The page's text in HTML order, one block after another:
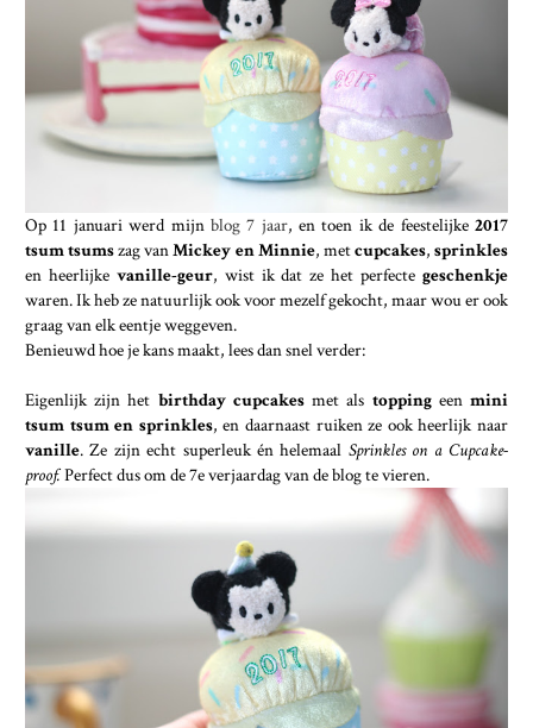
Op 11 januari werd mijn blog 7 jaar, en toen ik de feestelijke2017
tsum tsumszag vanMickey en Minnie, metcupcakes,sprinkles
en heerlijkevanille-geur, wist ik dat ze het perfectegeschenkje
waren. Ik heb ze natuurlijk ook voor mezelf gekocht, maar wou er ook
graag van elk eentje weggeven.
Benieuwd hoe je kans maakt, lees dan snel verder:
Eigenlijk zijn het birthday cupcakesmet als topping eenmini
tsum tsum en sprinkles, en daarnaast ruiken ze ook heerlijk naar
vanille. Ze zijn echt superleuk én helemaal Sprinkles on a Cupcake-
proof.Perfect dus om de 7e verjaardag van de blog te vieren.